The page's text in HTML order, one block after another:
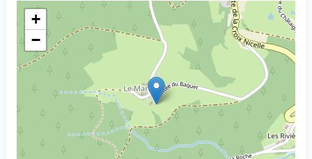
+
−